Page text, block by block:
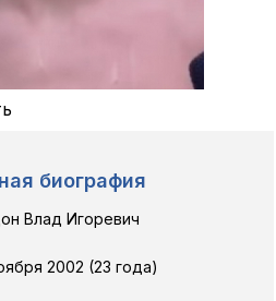
биография
Влад Игоревич
2002 (23 года)